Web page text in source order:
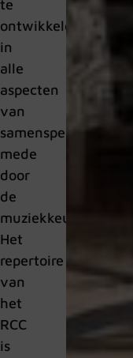
te
ontwikkelen
in
alle
aspecten
van
samenspel,
mede
door
de
muziekkeuze.
Het
repertoire
van
het
RCC
is